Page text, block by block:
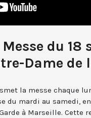
du 18
Dame de
la messe chaque
du mardi au samedi,
à Marseille. Cette